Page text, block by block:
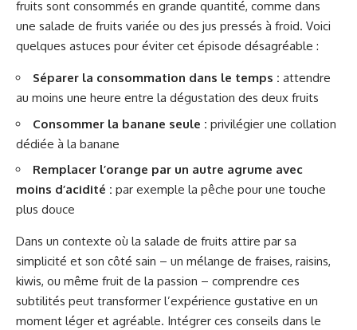
fruits sont consommés en grande quantité, comme dans
une salade de fruits variée ou des jus pressés à froid. Voici
quelques astuces pour éviter cet épisode désagréable :
Séparer la consommation dans le temps : attendre
au moins une heure entre la dégustation des deux fruits
Consommer la banane seule : privilégier une collation
dédiée à la banane
Remplacer l’orange par un autre agrume avec
moins d’acidité : par exemple la pêche pour une touche
plus douce
Dans un contexte où la salade de fruits attire par sa
simplicité et son côté sain – un mélange de fraises, raisins,
kiwis, ou même fruit de la passion – comprendre ces
subtilités peut transformer l’expérience gustative en un
moment léger et agréable. Intégrer ces conseils dans le